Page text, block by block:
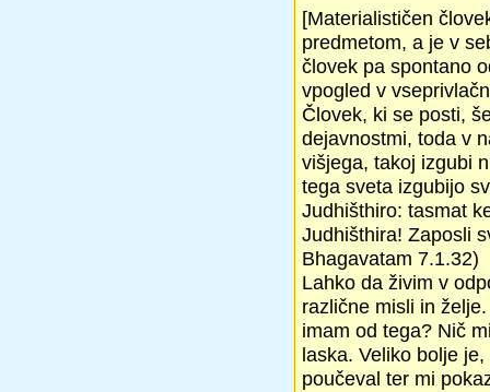
[Materialističen
predmetom, a je v
človek pa spontano
vpogled v
Človek, ki se posti,
dejavnostmi, toda v
višjega, takoj izgubi
tega sveta izgubijo
Judhišthiro: tasmat
Judhišthira! Zaposli
Bhagavatam 7.1.32)
Lahko da živim v
različne misli in
imam od tega? Nič
laska. Veliko bolje
poučeval ter mi